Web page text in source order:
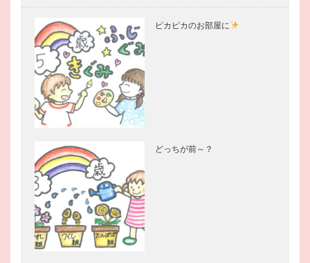
ピカピカのお部屋に
どっちが前～？